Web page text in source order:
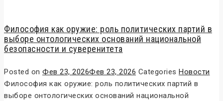
Философия как оружие: роль политических партий в
выборе онтологических оснований национальной
безопасности и суверенитета
Posted on Фев 23, 2026Фев 23, 2026 Categories Новости
Философия как оружие: роль политических партий в
выборе онтологических оснований национальной